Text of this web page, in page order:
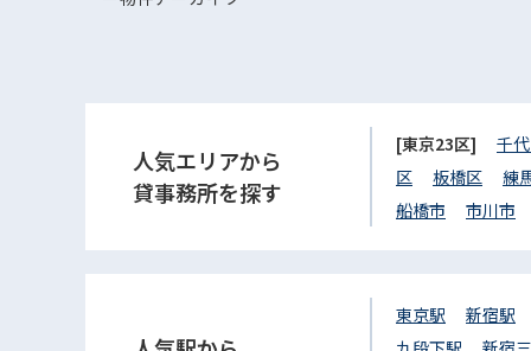
人気エリアから
貸事務所を探す
[東京23区] 千
区
板橋区
練
船橋市
市川市
東京駅
新宿駅